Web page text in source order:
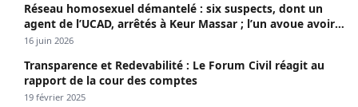
Réseau homosexuel démantelé : six suspects, dont un
agent de l’UCAD, arrêtés à Keur Massar ; l’un avoue avoir
propagé le VIH depuis 2018
16 juin 2026
Transparence et Redevabilité : Le Forum Civil réagit au
rapport de la cour des comptes
19 février 2025